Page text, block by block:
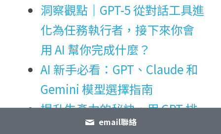
洞察觀點｜GPT-5 從對話工具進
化為任務執行者，接下來你會
用 AI 幫你完成什麼？
AI 新手必看：GPT、Claude 和
Gemini 模型選擇指南
提升生產力的秘訣，用 GPT 排
序你的每日任務
email聯絡